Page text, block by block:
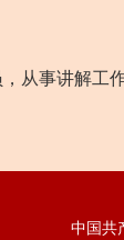
从事讲解工
中国共